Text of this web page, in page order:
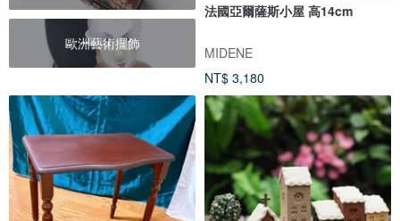
歐洲藝術擺飾
法國亞爾薩斯小屋 高14cm
MIDENE
NT$ 3,180